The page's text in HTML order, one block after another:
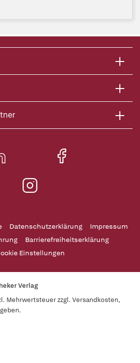
Datenschutzerklärung
Impressum
Barrierefreiheitserklärung
Einstellungen
Verlag
Mehrwertsteuer zzgl. Versandkosten,